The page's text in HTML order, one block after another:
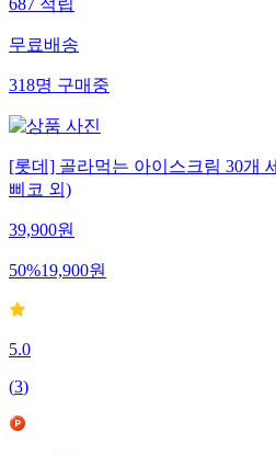
687적립
무료배송
318명구매중
[롯데] 골라먹는 아이스크림 30개
삐코 외)
39,900원
50%19,900원
5.0
(3)